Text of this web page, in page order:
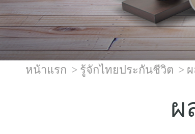
หน้าแรก รู้จักไทยประกันชีวิต
ผ